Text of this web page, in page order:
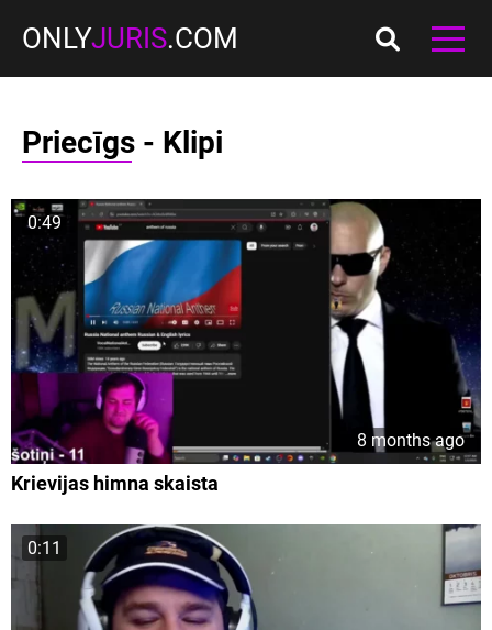
ONLYJURIS.COM
Priecīgs - Klipi
0:49
8 months ago
Krievijas himna skaista
0:11